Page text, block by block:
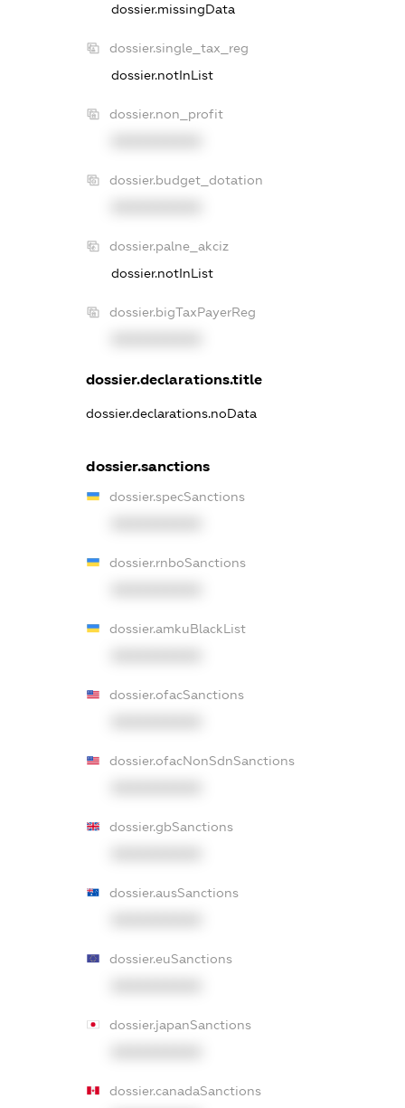
dossier.missingData
dossier.single_tax_reg
dossier.notInList
dossier.non_profit
dossier.budget_dotation
dossier.palne_akciz
dossier.notInList
dossier.bigTaxPayerReg
dossier.declarations.title
dossier.declarations.noData
dossier.sanctions
dossier.specSanctions
dossier.rnboSanctions
dossier.amkuBlackList
dossier.ofacSanctions
dossier.ofacNonSdnSanctions
dossier.gbSanctions
dossier.ausSanctions
dossier.euSanctions
dossier.japanSanctions
dossier.canadaSanctions